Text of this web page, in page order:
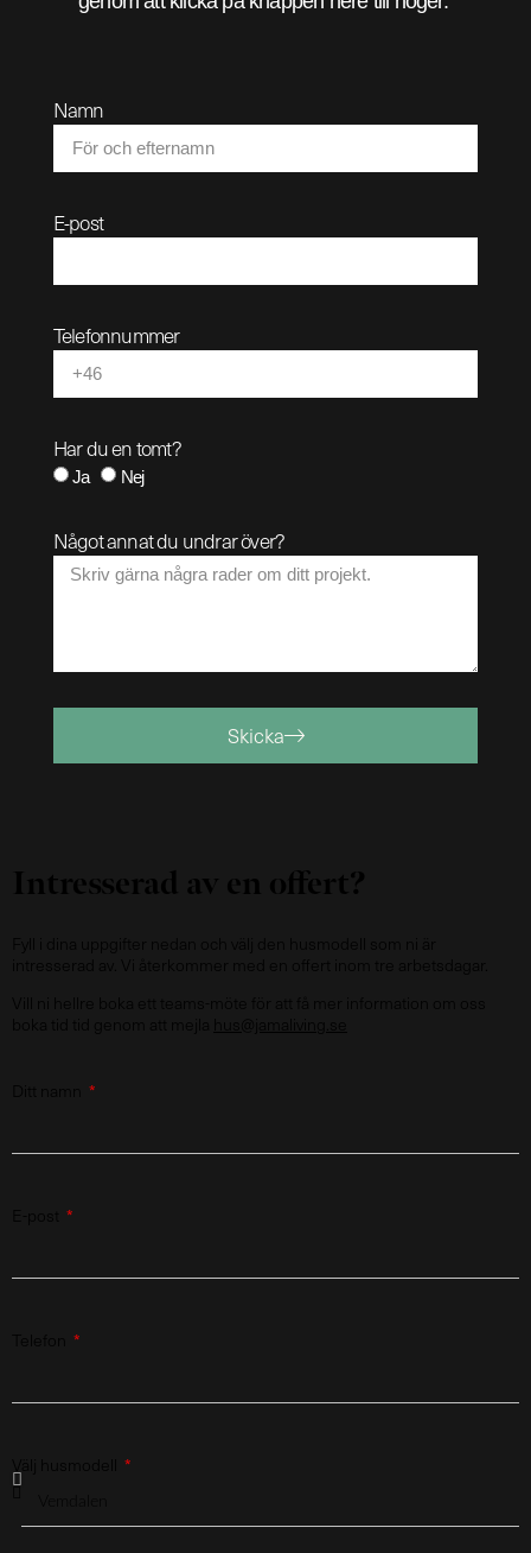
Namn
E-post
Telefonnummer
Har du en tomt?
Ja Nej
Något annat du undrar över?
Skicka